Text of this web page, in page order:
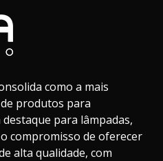
como a mais
produtos para
para lâmpadas,
compromisso de oferecer
alta qualidade, com